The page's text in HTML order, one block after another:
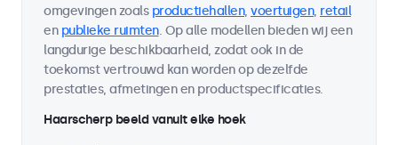
omgevingen zoals productiehallen, voertuigen, retail
en publieke ruimten. Op alle modellen bieden wij een
langdurige beschikbaarheid, zodat ook in de
toekomst vertrouwd kan worden op dezelfde
prestaties, afmetingen en productspecificaties.
Haarscherp beeld vanuit elke hoek